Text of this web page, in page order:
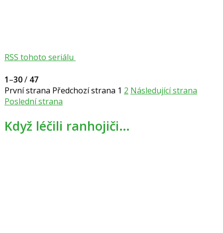
RSS tohoto seriálu
1–30/ 47
První strana Předchozí strana 1 2 Následující strana
Poslední strana
Když léčili ranhojiči…